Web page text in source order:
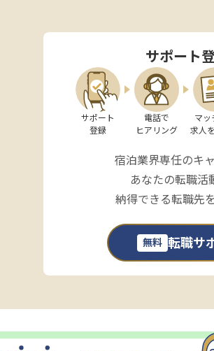
、グループ内レストラン・デリカ
など、働く方を支える福利厚生も
をお届けしませんか？
サポート
サポート
登録
電話で
ヒアリング
マッ
求人
宿泊業界専任のキ
あなたの転職活
納得できる転職先
無料 転職サ